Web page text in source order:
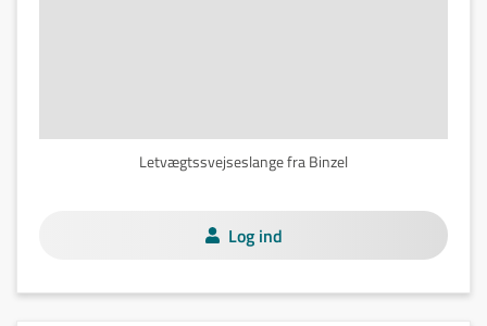
Letvægtssvejseslange fra Binzel
Log ind